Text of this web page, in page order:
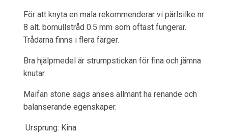
För att knyta en mala rekommenderar vi pärlsilke nr
8 alt. bomullstråd 0.5 mm som oftast fungerar.
Trådarna finns i flera färger.
Bra hjälpmedel är strumpstickan för fina och jämna
knutar.
Maifan stone sägs anses allmänt ha renande och
balanserande egenskaper.
Ursprung: Kina